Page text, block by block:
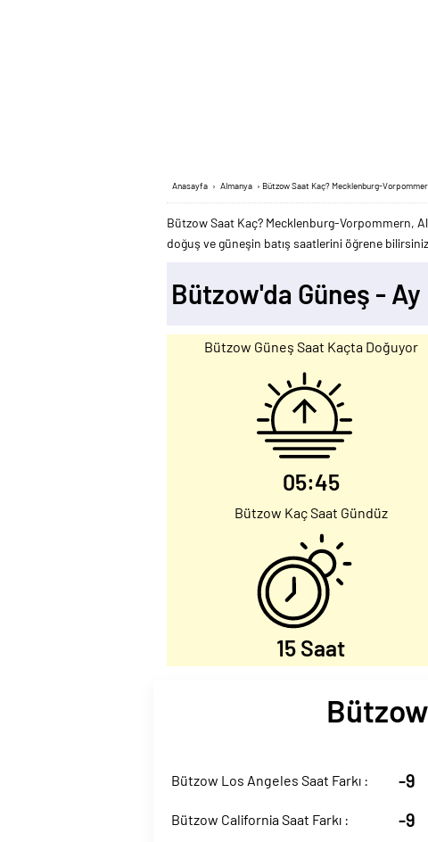
Anasayfa › Almanya › Bützow Saat Kaç? Mecklenburg-
Bützow Saat Kaç? Mecklenburg-Vorpommern,
doğuş ve güneşin batış saatlerini öğrene
Bützow'da Güneş -
Bützow Güneş Saat Kaçta Doğuyor
05:45
Bützow Kaç Saat Gündüz
15 Saat
Bützow Los Angeles Saat Farkı : -9
Bützow California Saat Farkı : -9